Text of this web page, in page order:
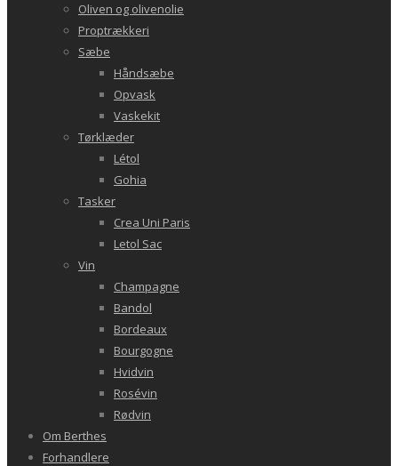
Oliven og olivenolie
Proptrækkeri
Sæbe
Håndsæbe
Opvask
Vaskekit
Tørklæder
Létol
Gohia
Tasker
Crea Uni Paris
Letol Sac
Vin
Champagne
Bandol
Bordeaux
Bourgogne
Hvidvin
Rosévin
Rødvin
Om Berthes
Forhandlere